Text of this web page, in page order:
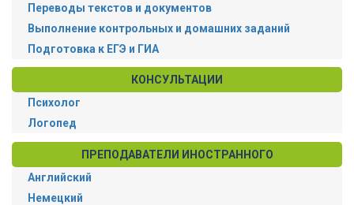
Переводы текстов и документов
Выполнение контрольных и домашних заданий
Подготовка к ЕГЭ и ГИА
КОНСУЛЬТАЦИИ
Психолог
Логопед
ПРЕПОДАВАТЕЛИ ИНОСТРАННОГО
Английский
Немецкий